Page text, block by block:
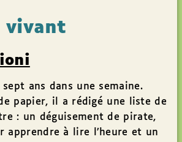
vivant
ans dans une semaine.
papier, il a rédigé une liste de
: un déguisement de pirate,
apprendre à lire l’heure et un